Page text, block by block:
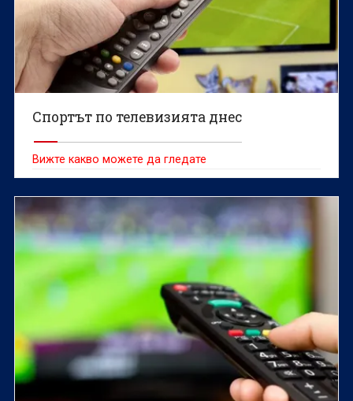
Спортът по телевизията днес
Вижте какво можете да гледате